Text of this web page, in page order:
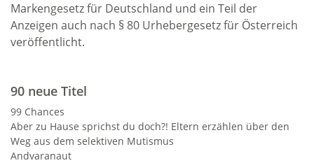
Markengesetz für Deutschland und ein Teil der
Anzeigen auch nach § 80 Urhebergesetz für Österreich
veröffentlicht.
90 neue Titel
99 Chances
Aber zu Hause sprichst du doch?! Eltern erzählen über den
Weg aus dem selektiven Mutismus
Andvaranaut